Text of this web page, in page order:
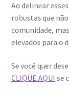
Ao delinear
robustas que
comunidade,
elevados para o
Se você quer
CLIQUE AQUI se